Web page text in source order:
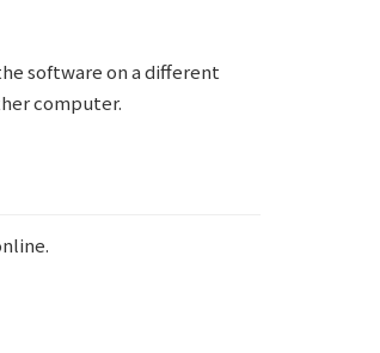
software on a different
computer.